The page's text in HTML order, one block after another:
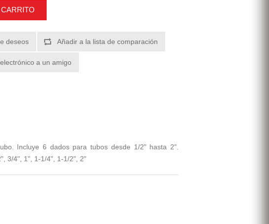
deseos Añadir a la lista de comparación
a un amigo
Incluye 6 dados para tubos desde 1/2" hasta 2".
3/4", 1", 1-1/4", 1-1/2", 2"